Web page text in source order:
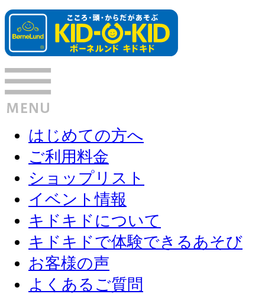
はじめての方へ
ご利用料金
ショップリスト
イベント情報
キドキドについて
キドキドで体験できるあそび
お客様の声
よくあるご質問